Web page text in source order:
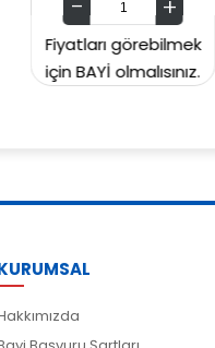
Fiyatları
için BAYİ